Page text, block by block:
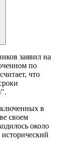
заявил на
по
что
в
своем
около